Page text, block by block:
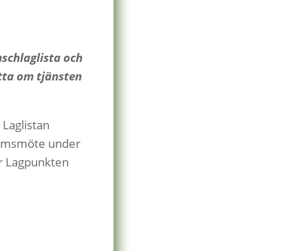
och
om tjänsten
under
Lagpunkten